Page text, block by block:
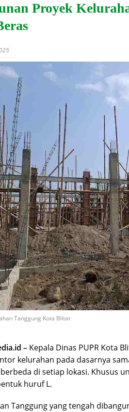
Proyek
Tanggung Kota Blitar
– Kepala Dinas PUPR Kota
kelurahan pada dasarnya
di setiap lokasi. Khusus
huruf L.
Tanggung yang tengah